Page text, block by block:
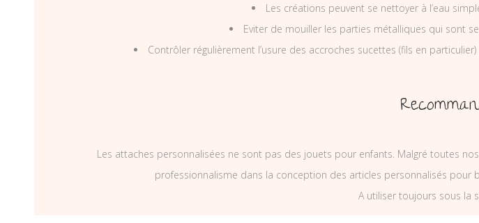
Les créations peuvent se nettoyer à l’eau
Eviter de mouiller les parties métalliques qui sont
Contrôler régulièrement l’usure des accroches sucettes (fils en
Les attaches personnalisées ne sont pas des jouets pour enfants. Malgré toutes
professionnalisme dans la conception des articles personnalisés pour
A utiliser toujours sous la